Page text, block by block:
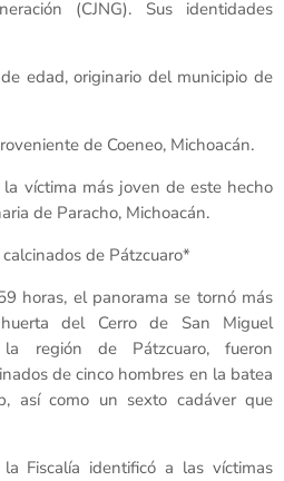
(CJNG). Sus identidades
edad, originario del municipio de
de Coeneo, Michoacán.
la víctima más joven de este hecho
de Paracho, Michoacán.
de Pátzcuaro*
horas, el panorama se tornó más
del Cerro de San Miguel
región de Pátzcuaro, fueron
de cinco hombres en la batea
así como un sexto cadáver que
Fiscalía identificó a las víctimas